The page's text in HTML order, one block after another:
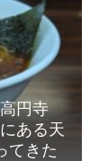
円寺
ある天
てきた